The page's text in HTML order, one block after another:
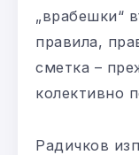
„врабешки“
правила,
сметка –
колективно
Радичков